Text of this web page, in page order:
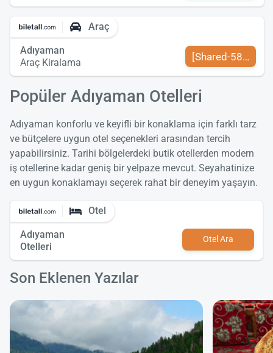
Araç
Adıyaman
Araç Kiralama
[Shared-589-tr-
Popüler Adıyaman Otelleri
Adıyaman konforlu ve keyifli bir konaklama için farklı tarz
ve bütçelere uygun otel seçenekleri arasından tercih
yapabilirsiniz. Tarihi bölgelerdeki butik otellerden modern
iş otellerine kadar geniş bir yelpaze mevcut. Seyahatinize
en uygun konaklamayı seçerek rahat bir deneyim yaşayın.
Otel
Adıyaman
Otelleri
Otel Ara
Son Eklenen Yazılar